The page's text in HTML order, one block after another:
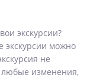
экскурсии?
экскурсии можно
не
любые изменения,